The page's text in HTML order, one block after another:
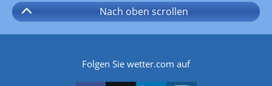
Nach oben scrollen
Folgen Sie wetter.com auf